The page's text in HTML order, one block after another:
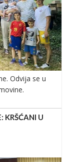
Odvija se u
KRŠĆANI U